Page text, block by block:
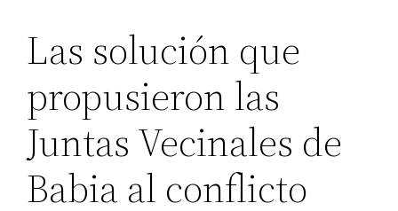
Las solución que
propusieron las
Juntas Vecinales de
Babia al conflicto